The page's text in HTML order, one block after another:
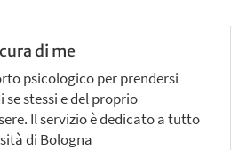
di me
psicologico per prendersi
se stessi e del proprio
Il servizio è dedicato a tutto
di Bologna